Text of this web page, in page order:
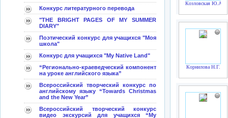
Конкурс литературного перевода
"THE BRIGHT PAGES OF MY SUMMER
DIARY"
Поэтический конкурс для учащихся "Моя
школа"
Конкурс для учащихся "My Native Land"
“Регионально-краеведческий компонент
на уроке английского языка”
Всероссийский творческий конкурс по
английскому языку “Towards Christmas
and the New Year”
Всероссийский творческий конкурс
видео экскурсий для учащихся “My
Козловская Ю.А.
Корнилова Н.Г.